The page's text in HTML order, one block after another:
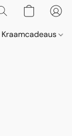
Kraamcadeaus